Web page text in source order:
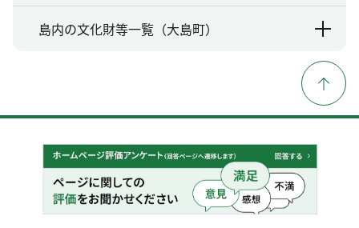
島内の文化財等一覧（大島町）